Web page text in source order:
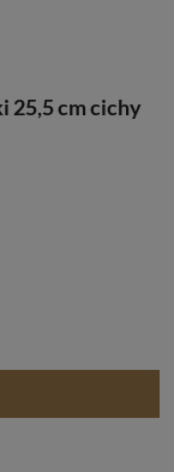
25,5 cm cichy